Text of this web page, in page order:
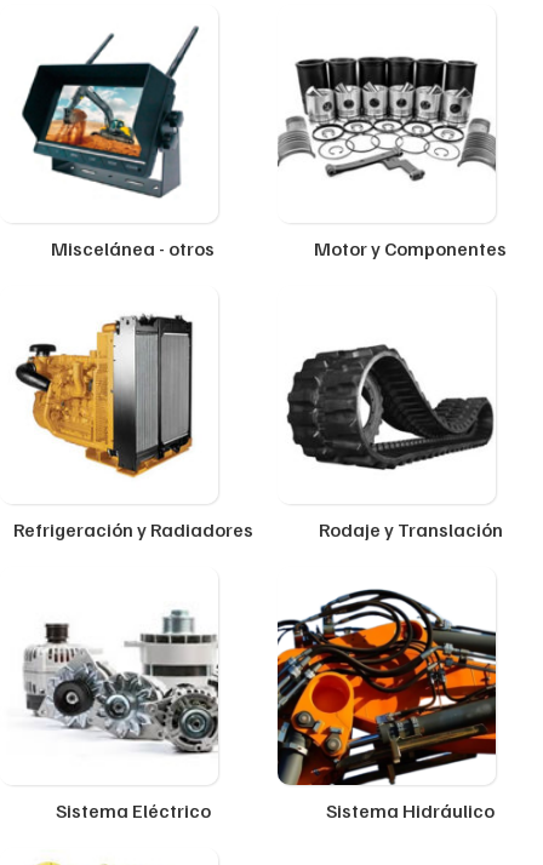
Miscelánea - otros Motor y Componentes
Refrigeración y Radiadores Rodaje y Translación
Sistema Eléctrico Sistema Hidráulico